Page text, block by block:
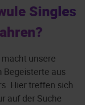
Singles
unsere
Begeisterte aus
Hier treffen sich
auf der Suche